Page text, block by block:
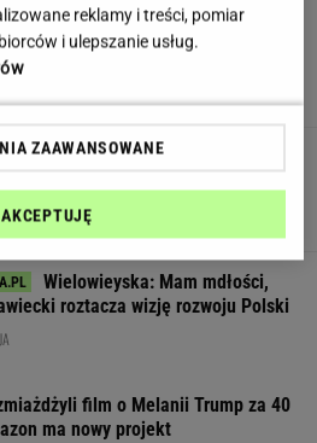
przysłowia powinien znać każdy.
stać nielicznych
przepis na zdrowie? Sezonowe
Wielowieyska: Mam mdłości,
roztacza wizję rozwoju Polski
film o Melanii Trump za 40
ma nowy projekt
reklamy i treści, pomiar
i ulepszanie usług.
ZAAWANSOWANE
AKCEPTUJĘ